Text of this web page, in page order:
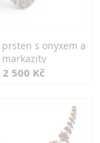
s onyxem a
markazity
2 500 Kč